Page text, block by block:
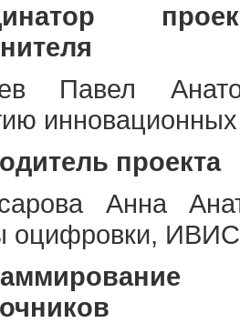
Павел
проекта
Анна
оцифровки, ИВИС